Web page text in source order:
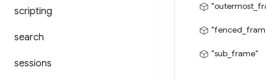
scripting
search
sessions
"sub_frame"